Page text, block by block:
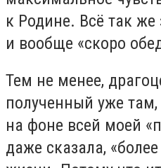
к Родине. Всё так же
и вообще «скоро
Тем не менее,
полученный уже
на фоне всей моей
даже сказала,